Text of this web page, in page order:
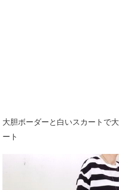
大胆ボーダーと白いスカートで
ート